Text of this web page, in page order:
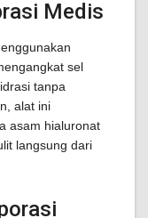
Medis
sel
tanpa
alat ini
asam hialuronat
langsung dari